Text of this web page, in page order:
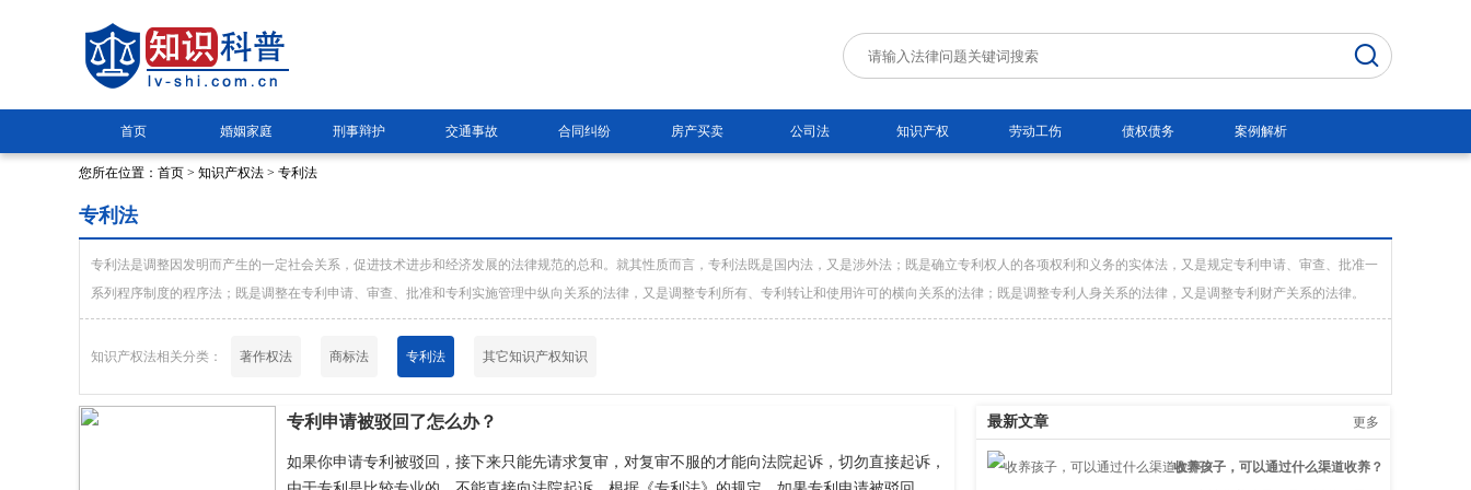
首页 婚姻家庭 刑事辩护 交通事故 合同纠纷 房产买卖 公司法 知识产权 劳动工伤 债权债务 案例解析
您所在位置： 首页 > 知识产权法 > 专利法
专利法
专利法是调整因发明而产生的一定社会关系，促进技术进步和经济发展的法律规范的总和。就其性质而言，专利法既是国内法，又是涉外法；既是确立专利权人的各项权利和义务的实体法，又是规定专利申请、审查、批准一
系列程序制度的程序法；既是调整在专利申请、审查、批准和专利实施管理中纵向关系的法律，又是调整专利所有、专利转让和使用许可的横向关系的法律；既是调整专利人身关系的法律，又是调整专利财产关系的法律。
知识产权法相关分类： 著作权法 商标法 专利法 其它知识产权知识
专利申请被驳回了怎么办？
如果你申请专利被驳回，接下来只能先请求复审，对复审不服的才能向法院起诉，切勿直接起诉，
最新文章 更多
收养孩子，可以通过什么渠道收养？